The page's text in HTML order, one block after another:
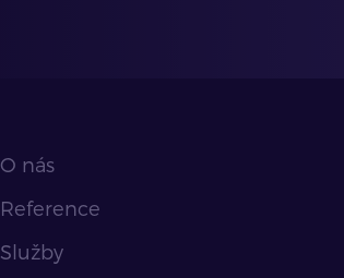
O nás
Reference
Služby